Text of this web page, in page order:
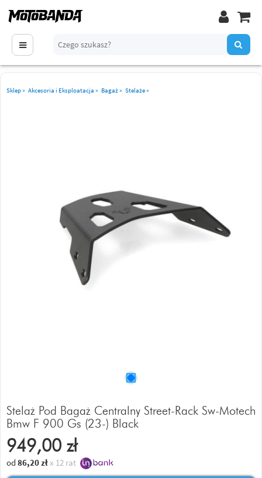
Sklep» Akcesoria i Eksploatacja » Bagaż» Stelaże»
Stelaż Pod Bagaż Centralny Street-Rack Sw-Motech
Bmw F 900 Gs (23-) Black
949,00 zł
od 86,20 zł x 12 rat